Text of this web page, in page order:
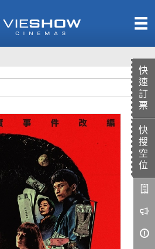
快
速
訂
票
快
搜
空
位
影城餐飲
UNICORN